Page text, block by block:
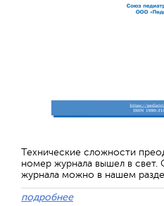
Технические сложности
номер журнала вышел в свет.
журнала можно в нашем
подробнее